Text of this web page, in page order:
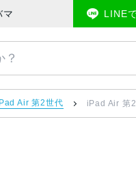
ーケット LINE
Air 第2世代 iPad Air 第